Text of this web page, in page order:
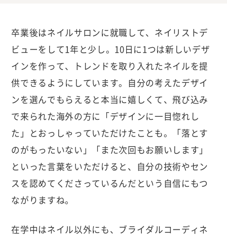
卒業後はネイルサロンに就職して、ネイリストデ
ビューをして1年と少し。10日に1つは新しいデザ
インを作って、トレンドを取り入れたネイルを提
供できるようにしています。自分の考えたデザイ
ンを選んでもらえると本当に嬉しくて、飛び込み
で来られた海外の方に「デザインに一目惚れし
た」とおっしゃっていただけたことも。「落とす
のがもったいない」「また次回もお願いします」
といった言葉をいただけると、自分の技術やセン
スを認めてくださっているんだという自信にもつ
ながりますね。
在学中はネイル以外にも、ブライダルコーディネ